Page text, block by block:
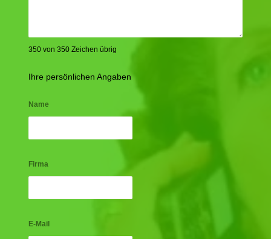
350 von 350 Zeichen übrig
Ihre persönlichen Angaben
Name
Firma
E-Mail